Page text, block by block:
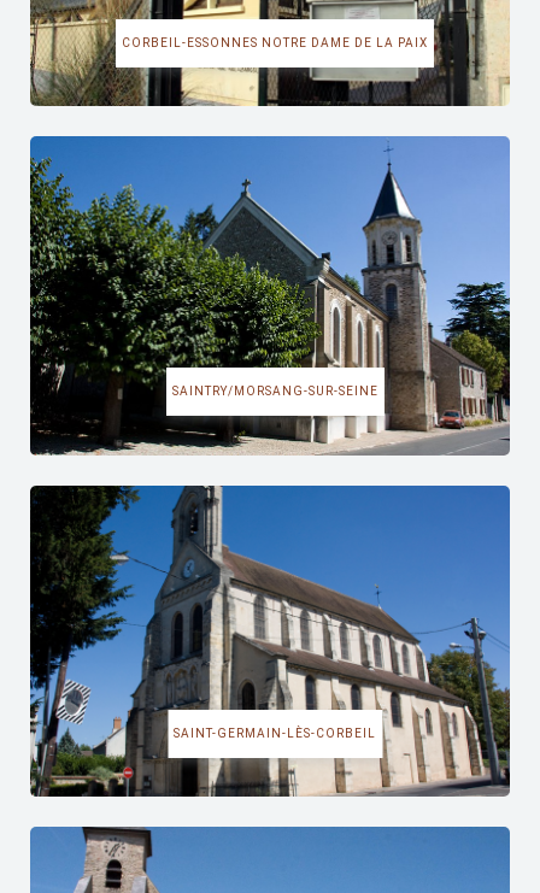
CORBEIL-ESSONNES NOTRE DAME DE LA PAIX
SAINTRY/MORSANG-SUR-SEINE
SAINT-GERMAIN-LÈS-CORBEIL